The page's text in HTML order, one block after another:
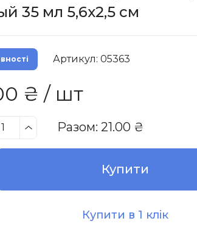
35 мл 5,6х2,5 см
Артикул: 05363
₴ / шт
Разом: 21.00 ₴
Купити
Купити в 1 клік